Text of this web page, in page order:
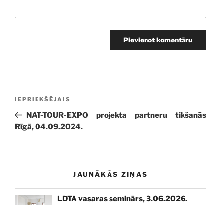
Iepriekšējā
ziņa:
IEPRIEKŠĒJAIS
NAT-TOUR-EXPO projekta partneru tikšanās
Rīgā, 04.09.2024.
JAUNĀKĀS ZIŅAS
LDTA vasaras seminārs, 3.06.2026.